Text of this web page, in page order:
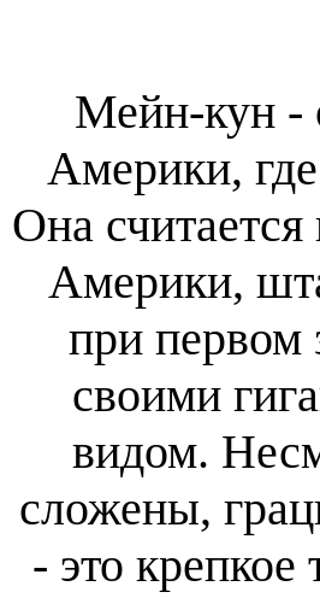
Мейн-кун -
Америки,
Она
Америки,
при первом
своими
видом.
сложены,
- это